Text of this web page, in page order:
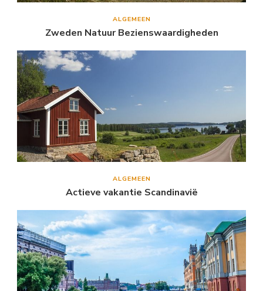
ALGEMEEN
Zweden Natuur Bezienswaardigheden
ALGEMEEN
Actieve vakantie Scandinavië